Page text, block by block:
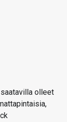
olleet